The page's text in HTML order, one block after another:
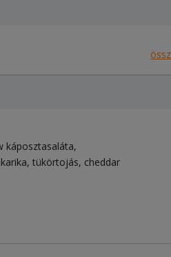
káposztasaláta
tükörtojás cheddar